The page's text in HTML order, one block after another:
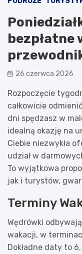
bezpłatne
26 czerwca 2026
Rozpoczęcie
całkowicie
dni spędzasz w
idealną okazję na
Ciebie niezwykła
udział w
To wyjątkowa
jak i turystów,
Terminy
Wędrówki
wakacji, w
Dokładne daty to